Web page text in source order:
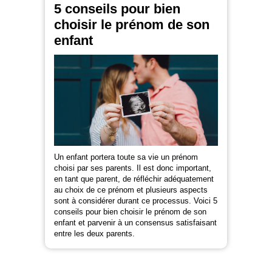
5 conseils pour bien
choisir le prénom de son
enfant
Un enfant portera toute sa vie un prénom
choisi par ses parents. Il est donc important,
en tant que parent, de réfléchir adéquatement
au choix de ce prénom et plusieurs aspects
sont à considérer durant ce processus. Voici 5
conseils pour bien choisir le prénom de son
enfant et parvenir à un consensus satisfaisant
entre les deux parents.